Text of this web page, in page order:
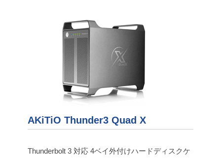
AKiTiO Thunder3 Quad X
Thunderbolt 3 対応 4ベイ外付けハードディスクケ